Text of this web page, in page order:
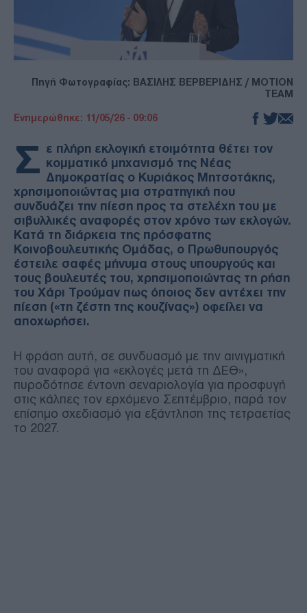
Πηγή Φωτογραφίας: ΒΑΣΙΛΗΣ ΒΕΡΒΕΡΙΔΗΣ / MOTION
TEAM
Ενημερώθηκε: 11/05/26 - 09:06
Σ ε πλήρη εκλογική ετοιμότητα θέτει τον
κομματικό μηχανισμό της Νέας
Δημοκρατίας ο Κυριάκος Μητσοτάκης,
χρησιμοποιώντας μια στρατηγική που
συνδυάζει την πίεση προς τα στελέχη του με
σιβυλλικές αναφορές στον χρόνο των εκλογών.
Κατά τη διάρκεια της πρόσφατης
Κοινοβουλευτικής Ομάδας, ο Πρωθυπουργός
έστειλε σαφές μήνυμα στους υπουργούς και
τους βουλευτές του, χρησιμοποιώντας τη ρήση
του Χάρι Τρούμαν πως όποιος δεν αντέχει την
πίεση («τη ζέστη της κουζίνας») οφείλει να
αποχωρήσει.
Η φράση αυτή, σε συνδυασμό με την αινιγματική
του αναφορά για «εκλογές μετά τη ΔΕΘ»,
πυροδότησε έντονη σεναριολογία για προσφυγή
στις κάλπες τον ερχόμενο Σεπτέμβριο, παρά τον
επίσημο σχεδιασμό για εξάντληση της τετραετίας
το 2027.